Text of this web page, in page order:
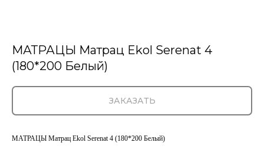
МАТРАЦЫ Матрац Ekol Serenat 4
(180*200 Белый)
ЗАКАЗАТЬ
МАТРАЦЫ Матрац Ekol Serenat 4 (180*200 Белый)